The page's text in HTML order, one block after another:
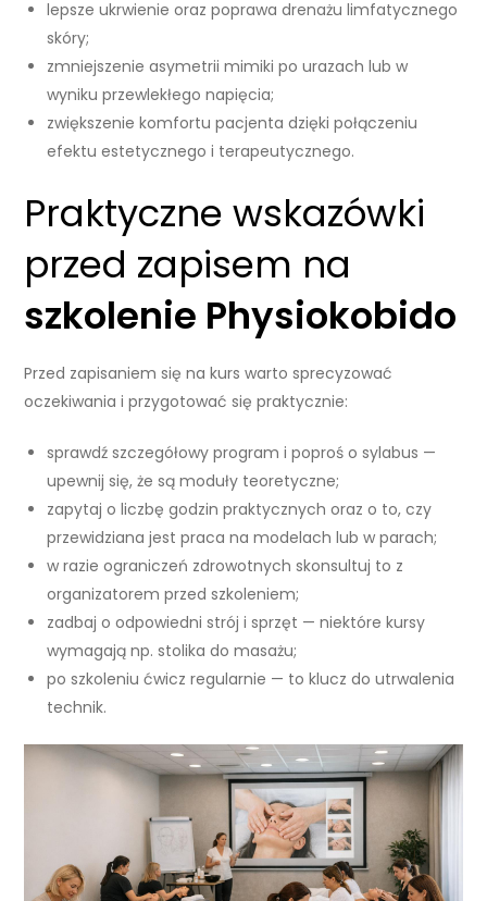
lepsze ukrwienie oraz poprawa drenażu limfatycznego
skóry;
zmniejszenie asymetrii mimiki po urazach lub w
wyniku przewlekłego napięcia;
zwiększenie komfortu pacjenta dzięki połączeniu
efektu estetycznego i terapeutycznego.
Praktyczne wskazówki
przed zapisem na
szkolenie Physiokobido
Przed zapisaniem się na kurs warto sprecyzować
oczekiwania i przygotować się praktycznie:
sprawdź szczegółowy program i poproś o sylabus —
upewnij się, że są moduły teoretyczne;
zapytaj o liczbę godzin praktycznych oraz o to, czy
przewidziana jest praca na modelach lub w parach;
w razie ograniczeń zdrowotnych skonsultuj to z
organizatorem przed szkoleniem;
zadbaj o odpowiedni strój i sprzęt — niektóre kursy
wymagają np. stolika do masażu;
po szkoleniu ćwicz regularnie — to klucz do utrwalenia
technik.